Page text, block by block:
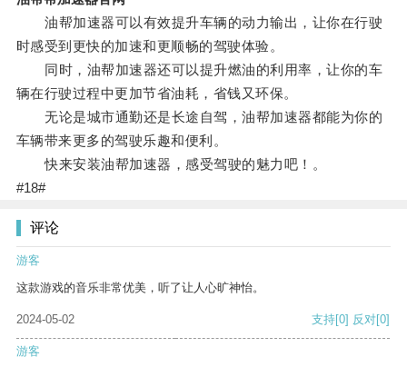
油帮加速器可以有效提升车辆的动力输出，让你在行驶
时感受到更快的加速和更顺畅的驾驶体验。
同时，油帮加速器还可以提升燃油的利用率，让你的车
辆在行驶过程中更加节省油耗，省钱又环保。
无论是城市通勤还是长途自驾，油帮加速器都能为你的
车辆带来更多的驾驶乐趣和便利。
快来安装油帮加速器，感受驾驶的魅力吧！。
#18#
评论
游客
这款游戏的音乐非常优美，听了让人心旷神怡。
2024-05-02 支持[0] 反对[0]
游客